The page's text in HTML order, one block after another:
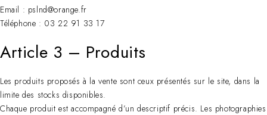
Email : pslnd@orange.fr
Téléphone : 03 22 91 33 17
Article 3 – Produits
Les produits proposés à la vente sont ceux présentés sur le site, dans la
limite des stocks disponibles.
Chaque produit est accompagné d’un descriptif précis. Les photographies